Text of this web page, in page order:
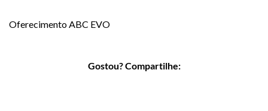
Oferecimento ABC EVO
Gostou? Compartilhe: